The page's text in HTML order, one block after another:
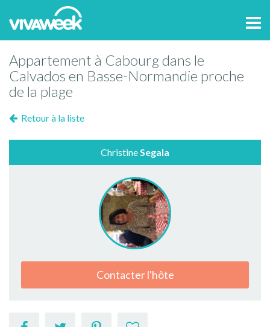
Appartement à Cabourg dans le
Calvados en Basse-Normandie proche
de la plage
Retour à la liste
ChristineSegala
Contacter l'hôte